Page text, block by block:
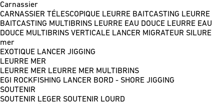
Carnassier
CARNASSIER TÉLESCOPIQUE LEURRE BAITCASTING LEURRE
BAITCASTING MULTIBRINS LEURRE EAU DOUCE LEURRE EAU
DOUCE MULTIBRINS VERTICALE LANCER MIGRATEUR SILURE
mer
EXOTIQUE LANCER JIGGING
LEURRE MER
LEURRE MER LEURRE MER MULTIBRINS
EGI
ROCKFISHING LANCER BORD - SHORE JIGGING
SOUTENIR
SOUTENIR LEGER SOUTENIR LOURD